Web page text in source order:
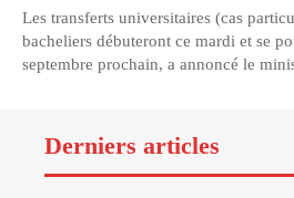
Les transferts universitaires (cas
bacheliers débuteront ce mardi et se
septembre prochain, a annoncé le
Derniers articles